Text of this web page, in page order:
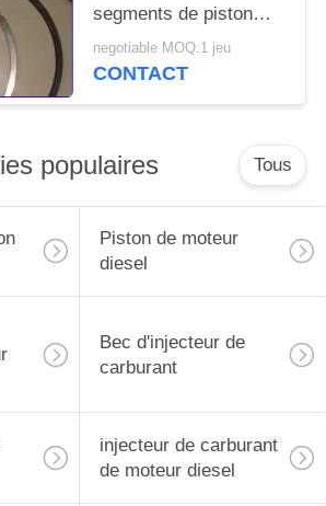
segments de piston
TS16969 de moteur
diesel de Cummins
negotiable MOQ:1 jeu
CONTACT
populaires Tous
Piston de moteur
diesel
Bec d'injecteur de
carburant
injecteur de carburant
de moteur diesel